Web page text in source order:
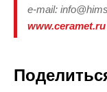
e-mail:
www.ceramet.ru